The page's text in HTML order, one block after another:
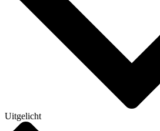
Uitgelicht